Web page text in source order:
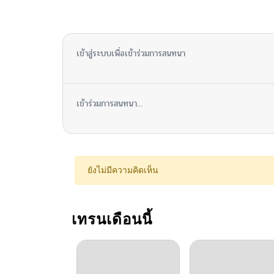
ตอนที่ 83
ตอนที่ 82
ตอนที่ 80
เข้าสู่ระบบเพื่อเข้าร่วมการสนทนา
เข้าร่วมการสนทนา...
ยังไม่มีความคิดเห็น
เทรนเดือนนี้